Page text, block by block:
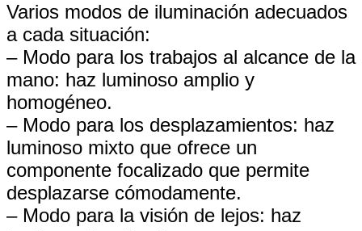
Varios modos de iluminación adecuados
a cada situación:
– Modo para los trabajos al alcance de la
mano: haz luminoso amplio y
homogéneo.
– Modo para los desplazamientos: haz
luminoso mixto que ofrece un
componente focalizado que permite
desplazarse cómodamente.
– Modo para la visión de lejos: haz